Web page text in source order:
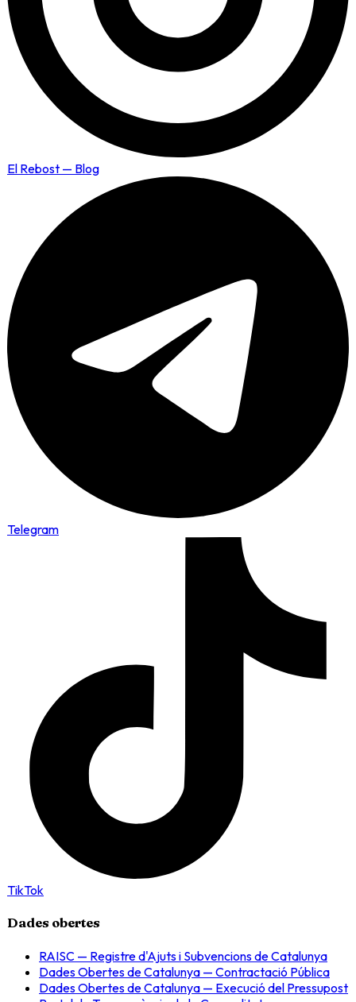
El Rebost — Blog
Telegram
TikTok
Dades obertes
RAISC — Registre d'Ajuts i Subvencions de Catalunya
Dades Obertes de Catalunya — Contractació Pública
Dades Obertes de Catalunya — Execució del Pressupost